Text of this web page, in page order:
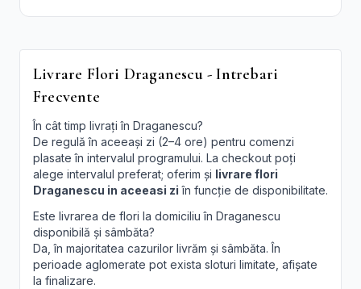
Livrare Flori Draganescu - Intrebari
Frecvente
În cât timp livrați în Draganescu?
De regulă în aceeași zi (2–4 ore) pentru comenzi
plasate în intervalul programului. La checkout poți
alege intervalul preferat; oferim și livrare flori
Draganescu in aceeasi zi în funcție de disponibilitate.
Este livrarea de flori la domiciliu în Draganescu
disponibilă și sâmbăta?
Da, în majoritatea cazurilor livrăm și sâmbăta. În
perioade aglomerate pot exista sloturi limitate, afișate
la finalizare.